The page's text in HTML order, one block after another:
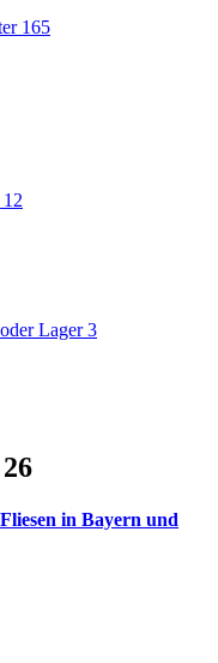
165
12
Lager3
26
in Bayern und